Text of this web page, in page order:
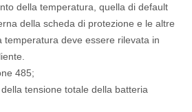
della temperatura, quella di default
della scheda di protezione e le altre
temperatura deve essere rilevata in
485;
tensione totale della batteria